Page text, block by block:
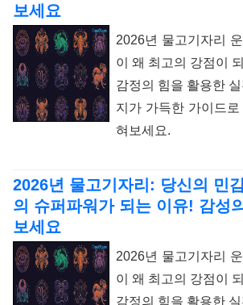
보세요
2026년 물고기자리
이 왜 최고의 강점이
감정의 힘을 활용한
지가 가득한 가이드
혀보세요.
2026년 물고기자리: 당신의 민
의 슈퍼파워가 되는 이유! 감성
보세요
2026년 물고기자리
이 왜 최고의 강점이
감정의 힘을 활용한